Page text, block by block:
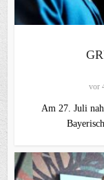
vor
Am 27. Juli